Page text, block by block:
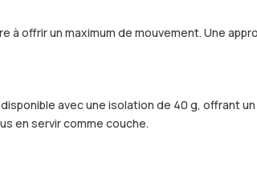
offrir un maximum de mouvement. Une
avec une isolation de 40 g, offrant
en servir comme couche.